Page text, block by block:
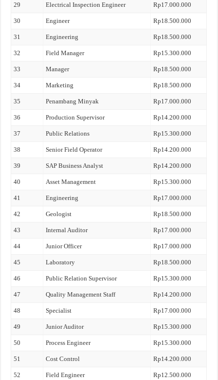
29 Electrical Inspection Engineer Rp17.000.000
30 Engineer Rp18.500.000
31 Engineering Rp18.500.000
32 Field Manager Rp15.300.000
33 Manager Rp18.500.000
34 Marketing Rp18.500.000
35 Penambang Minyak Rp17.000.000
36 Production Supervisor Rp14.200.000
37 Public Relations Rp15.300.000
38 Senior Field Operator Rp14.200.000
39 SAP Business Analyst Rp14.200.000
40 Asset Management Rp15.300.000
41 Engineering Rp17.000.000
42 Geologist Rp18.500.000
43 Internal Auditor Rp17.000.000
44 Junior Officer Rp17.000.000
45 Laboratory Rp18.500.000
46 Public Relation Supervisor Rp15.300.000
47 Quality Management Staff Rp14.200.000
48 Specialist Rp17.000.000
49 Junior Auditor Rp15.300.000
50 Process Engineer Rp15.300.000
51 Cost Control Rp14.200.000
52 Field Engineer Rp12.500.000